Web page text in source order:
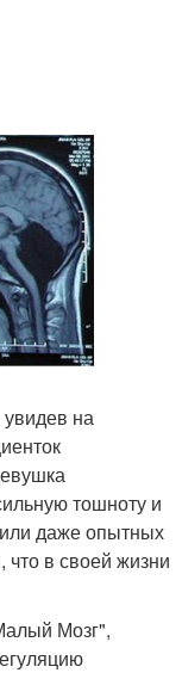
на
тошноту и
даже опытных
в своей жизни
Мозг",